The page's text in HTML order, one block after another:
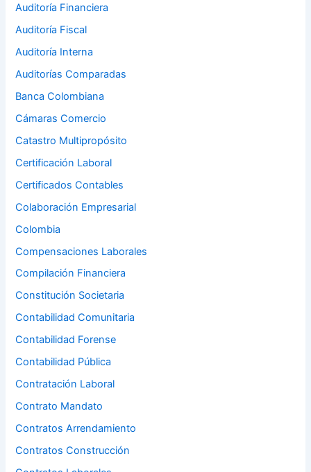
Auditoría Financiera
Auditoría Fiscal
Auditoría Interna
Auditorías Comparadas
Banca Colombiana
Cámaras Comercio
Catastro Multipropósito
Certificación Laboral
Certificados Contables
Colaboración Empresarial
Colombia
Compensaciones Laborales
Compilación Financiera
Constitución Societaria
Contabilidad Comunitaria
Contabilidad Forense
Contabilidad Pública
Contratación Laboral
Contrato Mandato
Contratos Arrendamiento
Contratos Construcción